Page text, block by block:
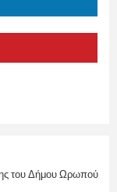
του Δήμου Ωρωπού